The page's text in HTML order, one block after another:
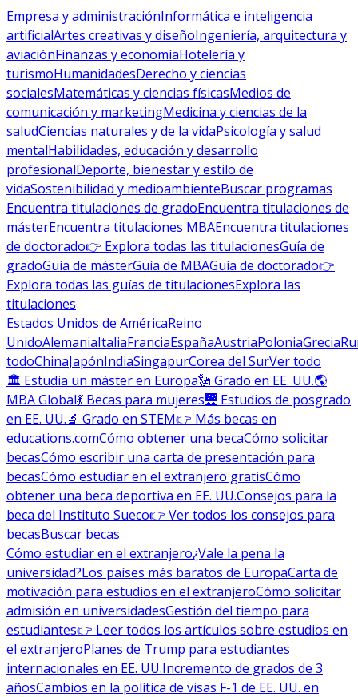
Empresa y administraciónInformática e inteligencia
artificialArtes creativas y diseñoIngeniería, arquitectura y
aviaciónFinanzas y economíaHotelería y
turismoHumanidadesDerecho y ciencias
socialesMatemáticas y ciencias físicasMedios de
comunicación y marketingMedicina y ciencias de la
saludCiencias naturales y de la vidaPsicología y salud
mentalHabilidades, educación y desarrollo
profesionalDeporte, bienestar y estilo de
vidaSostenibilidad y medioambienteBuscar programas
Encuentra titulaciones de gradoEncuentra titulaciones de
másterEncuentra titulaciones MBAEncuentra titulaciones
de doctorado👉 Explora todas las titulacionesGuía de
gradoGuía de másterGuía de MBAGuía de doctorado👉
Explora todas las guías de titulacionesExplora las
titulaciones
Estados Unidos de AméricaReino
UnidoAlemaniaItaliaFranciaEspañaAustriaPoloniaGrecia
todoChinaJapónIndiaSingapurCorea del SurVer todo
🏛 Estudia un máster en Europa🗽 Grado en EE. UU.🌎
MBA Global💃 Becas para mujeres🌉 Estudios de posgrado
en EE. UU.🔬 Grado en STEM👉 Más becas en
educations.comCómo obtener una becaCómo solicitar
becasCómo escribir una carta de presentación para
becasCómo estudiar en el extranjero gratisCómo
obtener una beca deportiva en EE. UU.Consejos para la
beca del Instituto Sueco👉 Ver todos los consejos para
becasBuscar becas
Cómo estudiar en el extranjero¿Vale la pena la
universidad?Los países más baratos de EuropaCarta de
motivación para estudios en el extranjeroCómo solicitar
admisión en universidadesGestión del tiempo para
estudiantes👉 Leer todos los artículos sobre estudios en
el extranjeroPlanes de Trump para estudiantes
internacionales en EE. UU.Incremento de grados de 3
añosCambios en la política de visas F-1 de EE. UU. en